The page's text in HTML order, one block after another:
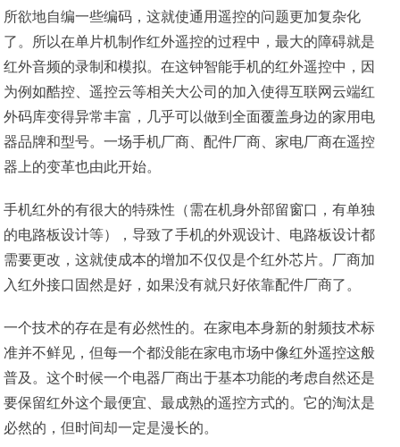
所欲地自编一些编码，这就使通用遥控的问题更加复杂化
了。所以在单片机制作红外遥控的过程中，最大的障碍就是
红外音频的录制和模拟。在这钟智能手机的红外遥控中，因
为例如酷控、遥控云等相关大公司的加入使得互联网云端红
外码库变得异常丰富，几乎可以做到全面覆盖身边的家用电
器品牌和型号。一场手机厂商、配件厂商、家电厂商在遥控
器上的变革也由此开始。
手机红外的有很大的特殊性（需在机身外部留窗口，有单独
的电路板设计等），导致了手机的外观设计、电路板设计都
需要更改，这就使成本的增加不仅仅是个红外芯片。厂商加
入红外接口固然是好，如果没有就只好依靠配件厂商了。
一个技术的存在是有必然性的。在家电本身新的射频技术标
准并不鲜见，但每一个都没能在家电市场中像红外遥控这般
普及。这个时候一个电器厂商出于基本功能的考虑自然还是
要保留红外这个最便宜、最成熟的遥控方式的。它的淘汰是
必然的，但时间却一定是漫长的。